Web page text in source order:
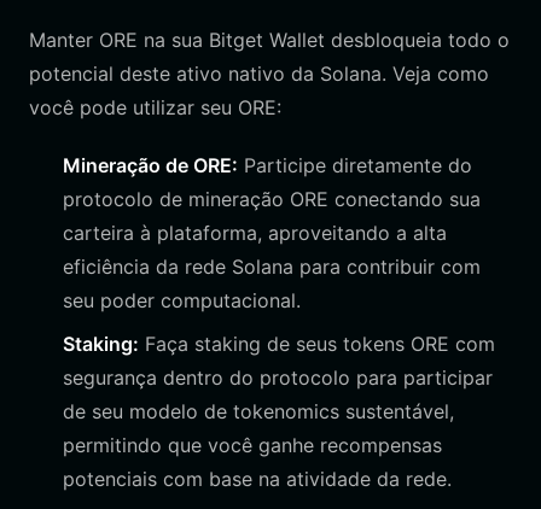
Manter ORE na sua Bitget Wallet desbloqueia todo o
potencial deste ativo nativo da Solana. Veja como
você pode utilizar seu ORE:
Mineração de ORE: Participe diretamente do
protocolo de mineração ORE conectando sua
carteira à plataforma, aproveitando a alta
eficiência da rede Solana para contribuir com
seu poder computacional.
Staking: Faça staking de seus tokens ORE com
segurança dentro do protocolo para participar
de seu modelo de tokenomics sustentável,
permitindo que você ganhe recompensas
potenciais com base na atividade da rede.